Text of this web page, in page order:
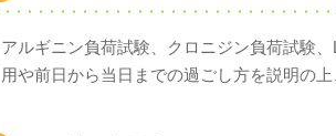
アルギニン負荷試験、クロニジン負荷試験
用や前日から当日までの過ごし方を説明の